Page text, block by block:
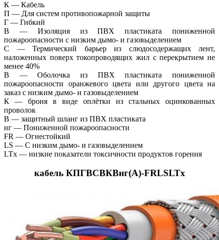
К — Кабель
П — Для систем противопожарной защиты
Г — Гибкий
В — Изоляция из ПВХ пластиката пониженной
пожароопасности c низким дымо- и газовыделением
С — Термический барьер из слюдосодержащих лент,
наложенных поверх токопроводящих жил с перекрытием не
менее 40%
В — Оболочка из ПВХ пластиката пониженной
пожароопасности оранжевого цвета или другого цвета на
заказ c низким дымо- и газовыделением
К — броня в виде оплётки из стальных оцинкованных
проволок
В — защитный шланг из ПВХ пластиката
нг — Пониженной пожароопасности
FR — Огнестойкий
LS — С низким дымо- и газовыделением
LTx — низкие показатели токсичности продуктов горения
кабель КПГВСВКВнг(А)-FRLSLTx